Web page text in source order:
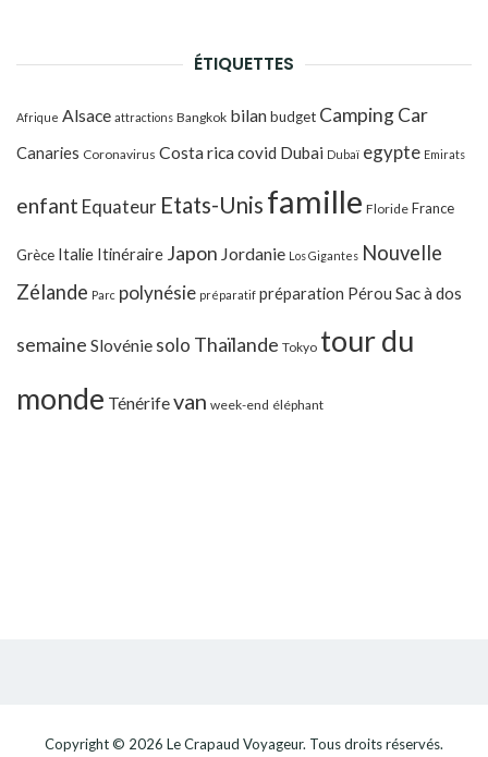
ÉTIQUETTES
Afrique Alsace attractions Bangkok bilanbudget Camping Car
Canaries Coronavirus Costa ricacovid Dubai Dubaï egypte Emirats
enfant Equateur Etats-Unis famille Floride France
Grèce Italie Itinéraire Japon Jordanie Los Gigantes Nouvelle
Zélande Parc polynésie préparatif préparation Pérou Sac à dos
semaine Slovénie solo Thaïlande Tokyo tour du
monde Ténérifevan week-end éléphant
Copyright © 2026 Le Crapaud Voyageur. Tous droits réservés.